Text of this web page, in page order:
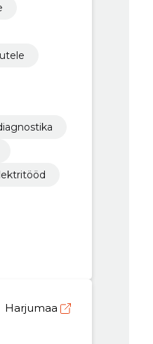
Harjumaa